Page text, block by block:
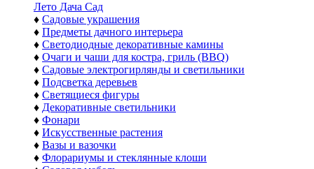
Лето Дача Сад
♦ Садовые украшения
♦ Предметы дачного интерьера
♦ Светодиодные декоративные камины
♦ Очаги и чаши для костра, гриль (BBQ)
♦ Садовые электрогирлянды и светильники
♦ Подсветка деревьев
♦ Светящиеся фигуры
♦ Декоративные светильники
♦ Фонари
♦ Искусственные растения
♦ Вазы и вазочки
♦ Флорариумы и стеклянные клоши